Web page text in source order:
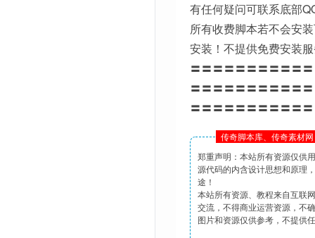
有任何疑问可联系底部
所有收费脚本若不会安
安装！不提供免费安装
〓〓〓〓〓〓〓〓〓〓
〓〓〓〓〓〓〓〓〓〓
〓〓〓〓〓〓〓〓〓〓
传奇脚本库、传奇素材
郑重声明：本站所有资源仅供
源代码的内含设计思想和原理
途！
本站所有资源、教程来自互联
交流，不得商业运营资源，不
图片和资源仅供参考，不提供